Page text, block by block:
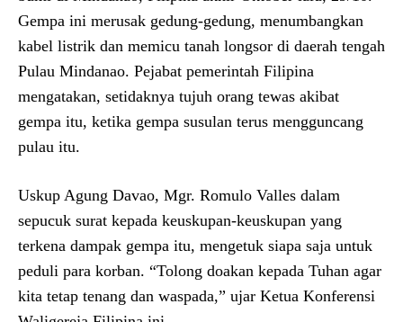
Gempa ini merusak gedung-gedung, menumbangkan
kabel listrik dan memicu tanah longsor di daerah tengah
Pulau Mindanao. Pejabat pemerintah Filipina
mengatakan, setidaknya tujuh orang tewas akibat
gempa itu, ketika gempa susulan terus mengguncang
pulau itu.
Uskup Agung Davao, Mgr. Romulo Valles dalam
sepucuk surat kepada keuskupan-keuskupan yang
terkena dampak gempa itu, mengetuk siapa saja untuk
peduli para korban. “Tolong doakan kepada Tuhan agar
kita tetap tenang dan waspada,” ujar Ketua Konferensi